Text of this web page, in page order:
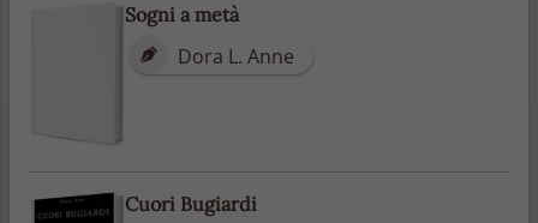
Sogni a metà
Dora L. Anne
Cuori Bugiardi